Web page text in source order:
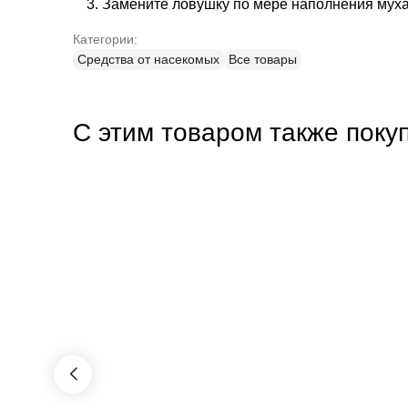
Замените ловушку по мере наполнения
Категории:
Средства от насекомых
Все товары
С этим товаром также